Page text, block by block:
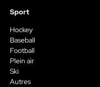
Sport
Hockey
Baseball
Football
Plein air
Ski
Autres